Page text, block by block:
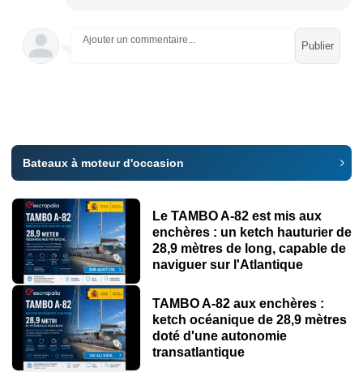
Ajouter un commentaire...
Bateaux à moteur d'occasion
Le TAMBO A-82 est mis aux
enchères : un ketch hauturier de
28,9 mètres de long, capable de
naviguer sur l'Atlantique
TAMBO A-82 aux enchères :
ketch océanique de 28,9 mètres
doté d'une autonomie
transatlantique